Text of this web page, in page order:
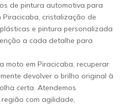
de pintura automotiva para
cristalização de
e pintura personalizada
a cada detalhe para
moto em Piracicaba, recuperar
devolver o brilho original à
certa. Atendemos
com agilidade,